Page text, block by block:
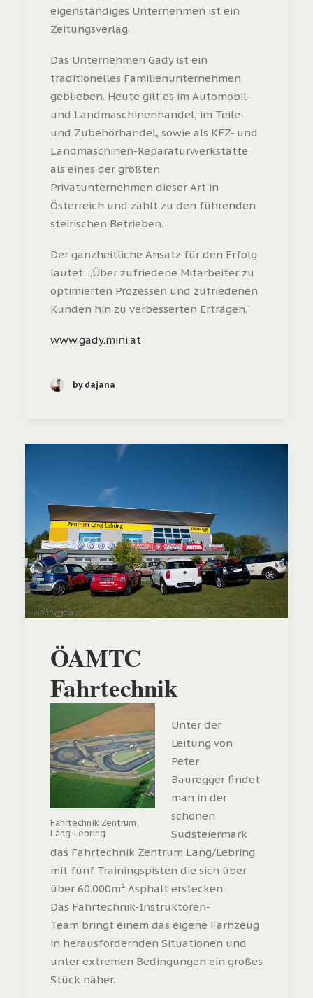
eigenständiges Unternehmen ist ein
Zeitungsverlag.
Das Unternehmen Gady ist ein
traditionelles Familienunternehmen
geblieben. Heute gilt es im Automobil-
und Landmaschinenhandel, im Teile-
und Zubehörhandel, sowie als KFZ- und
Landmaschinen-Reparaturwerkstätte
als eines der größten
Privatunternehmen dieser Art in
Österreich und zählt zu den führenden
steirischen Betrieben.
Der ganzheitliche Ansatz für den Erfolg
lautet: „Über zufriedene Mitarbeiter zu
optimierten Prozessen und zufriedenen
Kunden hin zu verbesserten Erträgen.“
www.gady.mini.at
by dajana
ÖAMTC
Fahrtechnik
Fahrtechnik Zentrum
Lang-Lebring
Unter der
Leitung von
Peter
Bauregger findet
man in der
schönen
Südsteiermark
das Fahrtechnik Zentrum Lang/Lebring
mit fünf Trainingspisten die sich über
über 60.000m² Asphalt erstecken.
Das Fahrtechnik-Instruktoren-
Team bringt einem das eigene Farhzeug
in herausfordernden Situationen und
unter extremen Bedingungen ein großes
Stück näher.